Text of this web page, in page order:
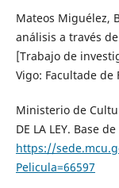
Mateos Miguélez,
análisis a través
[Trabajo de
Vigo: Facultade de
Ministerio de
DE LA LEY. Base
https://
Pelicula=66597